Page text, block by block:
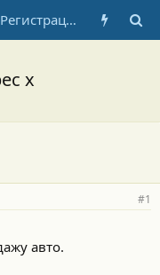
Регистрация
x
#1
авто.